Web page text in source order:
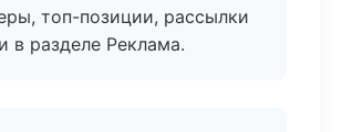
топ-позиции, рассылки
в разделе Реклама.